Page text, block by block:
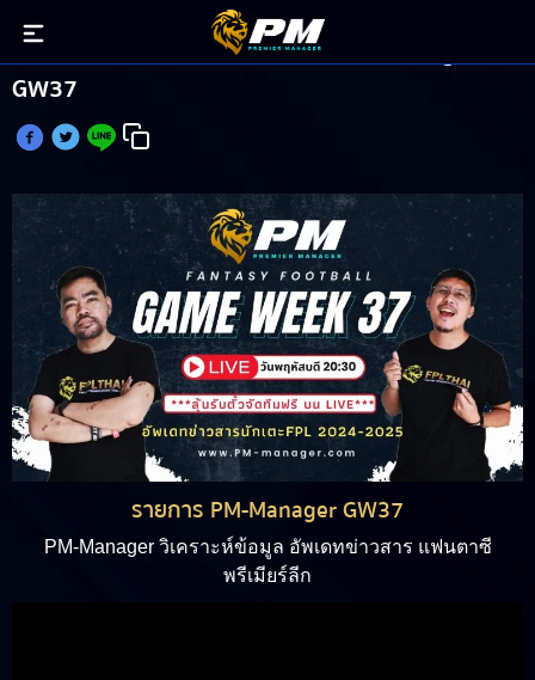
วิเคราะห์บอล แฟนตาซี พรีเมียร์ลีก PM-Manager
GW37
รายการ PM-Manager GW37
PM-Manager วิเคราะห์ข้อมูล อัพเดทข่าวสาร แฟนตาซี
พรีเมียร์ลีก